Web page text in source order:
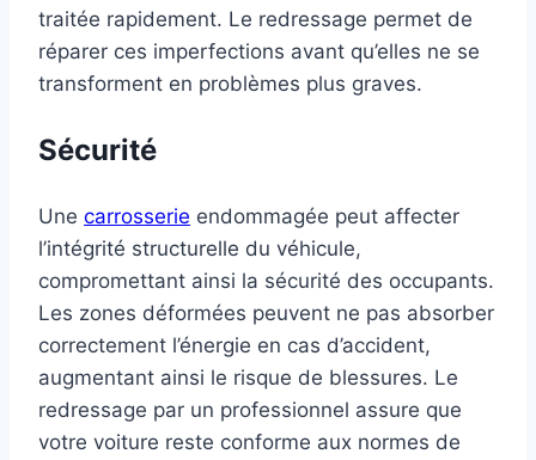
traitée rapidement. Le redressage permet de
réparer ces imperfections avant qu’elles ne se
transforment en problèmes plus graves.
Sécurité
Une carrosserie endommagée peut affecter
l’intégrité structurelle du véhicule,
compromettant ainsi la sécurité des occupants.
Les zones déformées peuvent ne pas absorber
correctement l’énergie en cas d’accident,
augmentant ainsi le risque de blessures. Le
redressage par un professionnel assure que
votre voiture reste conforme aux normes de